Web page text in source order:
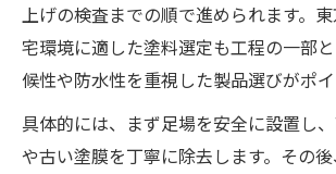
上げの検査までの順で進められます。
宅環境に適した塗料選定も工程の一部
候性や防水性を重視した製品選びがポイ
具体的には、まず足場を安全に設置し
や古い塗膜を丁寧に除去します。その